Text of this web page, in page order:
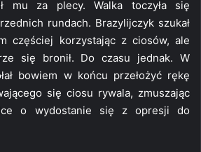
mu za plecy. Walka toczyła się
rundach. Brazylijczyk szukał
częściej korzystając z ciosów, ale
się bronił. Do czasu jednak. W
bowiem w końcu przełożyć rękę
się ciosu rywala, zmuszając
o wydostanie się z opresji do